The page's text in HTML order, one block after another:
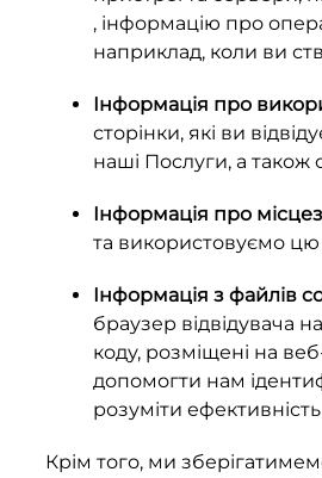
, інформацію про
наприклад, коли ви
Інформація про
сторінки, які ви
наші Послуги, а
Інформація про
та використовуємо цю
Інформація з файлів
браузер відвідувача
коду, розміщені на
допомогти нам
розуміти
Крім того, ми